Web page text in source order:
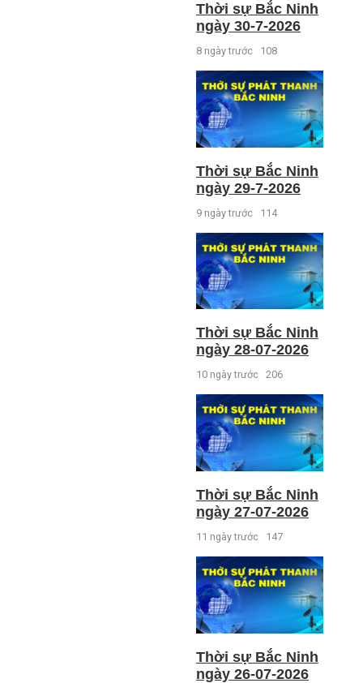
Thời sự Bắc Ninh
ngày 30-7-2026
8 ngày trước 108
Thời sự Bắc Ninh
ngày 29-7-2026
9 ngày trước 114
Thời sự Bắc Ninh
ngày 28-07-2026
10 ngày trước 206
Thời sự Bắc Ninh
ngày 27-07-2026
11 ngày trước 147
Thời sự Bắc Ninh
ngày 26-07-2026